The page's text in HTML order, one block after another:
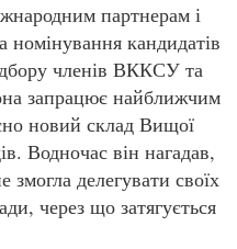
партнерам і
номінування кандидатів
членів ВККСУ та
запрацює найближчим
новий склад Вищої
Водночас він нагадав,
змогла делегувати своїх
через що затягується